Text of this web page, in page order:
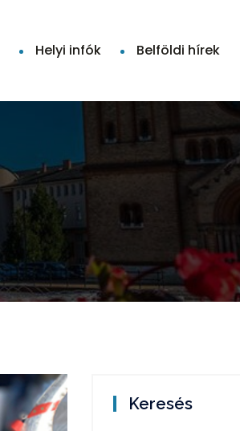
Helyi infók Belföldi hírek
Keresés